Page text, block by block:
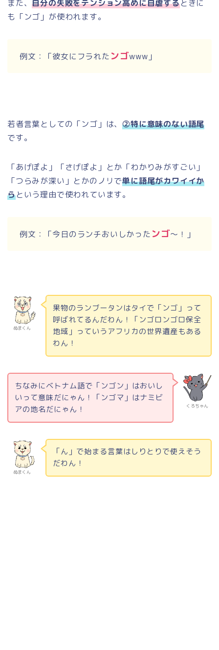
また、自分の失敗をテンション高めに自虐するときに
も「ンゴ」が使われます。
例文：「彼女にフラれた ンゴwww 」
若者言葉としての「ンゴ」は、②特に意味のない語尾
です。
「あげぽよ」「さげぽよ」とか「わかりみがすごい」
「つらみが深い」とかのノリで単に語尾がカワイイか
らという理由で使われています。
例文：「今日のランチおいしかった ンゴ～！」
ぬまくん
果物のランブータンはタイで「ンゴ」って
呼ばれてるんだわん！「ンゴロンゴロ保全
地域」っていうアフリカの世界遺産もある
わん！
くろちゃん
ちなみにベトナム語で「ンゴン」はおいし
いって意味だにゃん！「ンゴマ」はナミビ
アの地名だにゃん！
ぬまくん
「ん」で始まる言葉はしりとりで使えそう
だわん！